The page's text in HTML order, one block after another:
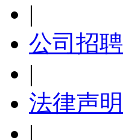
|
公司招聘
|
法律声明
|